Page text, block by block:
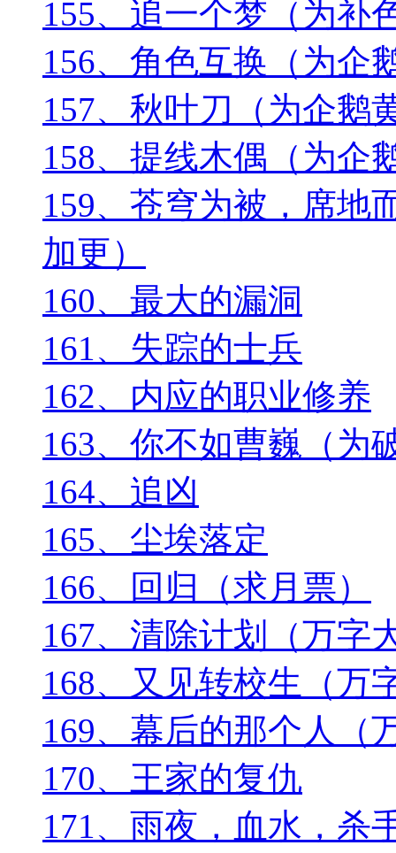
155、追一个梦（为补
156、角色互换（为企
157、秋叶刀（为企鹅
158、提线木偶（为企
159、苍穹为被，席地
加更）
160、最大的漏洞
161、失踪的士兵
162、内应的职业修养
163、你不如曹巍（为
164、追凶
165、尘埃落定
166、回归（求月票）
167、清除计划（万字
168、又见转校生（万
169、幕后的那个人（
170、王家的复仇
171、雨夜，血水，杀